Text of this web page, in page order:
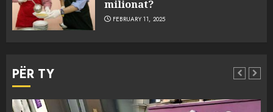
milionat?
FEBRUARY 11, 2025
PËR TY
5
plagosën!
MARCH 25, 2025
1
pasuri të pajustifikuar